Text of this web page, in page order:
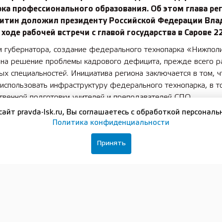
профессионального образования. Об этом глава
доложил президенту Российской Федерации
ходе рабочей встречи с главой государства в Сарове
губернатора, создание федерального технопарка
решение проблемы кадрового дефицита, прежде всего
специальностей. Инициатива региона заключается в том,
инфраструктуру федерального технопарка, в
подготовки учителей и преподавателей СПО.
всей страны — это кадровый дефицит. Мы очень активно
„Профессионалитет“ — очень хороший проект, где
pravda-lsk.ru, Вы соглашаетесь с обработкой
Политика конфиденциальности
Принять